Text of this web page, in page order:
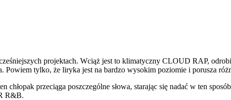
projektach. Wciąż jest to klimatyczny CLOUD RAP,
tylko, że liryka jest na bardzo wysokim poziomie i porusza
przeciąga poszczególne słowa, starając się nadać w ten
R&B.